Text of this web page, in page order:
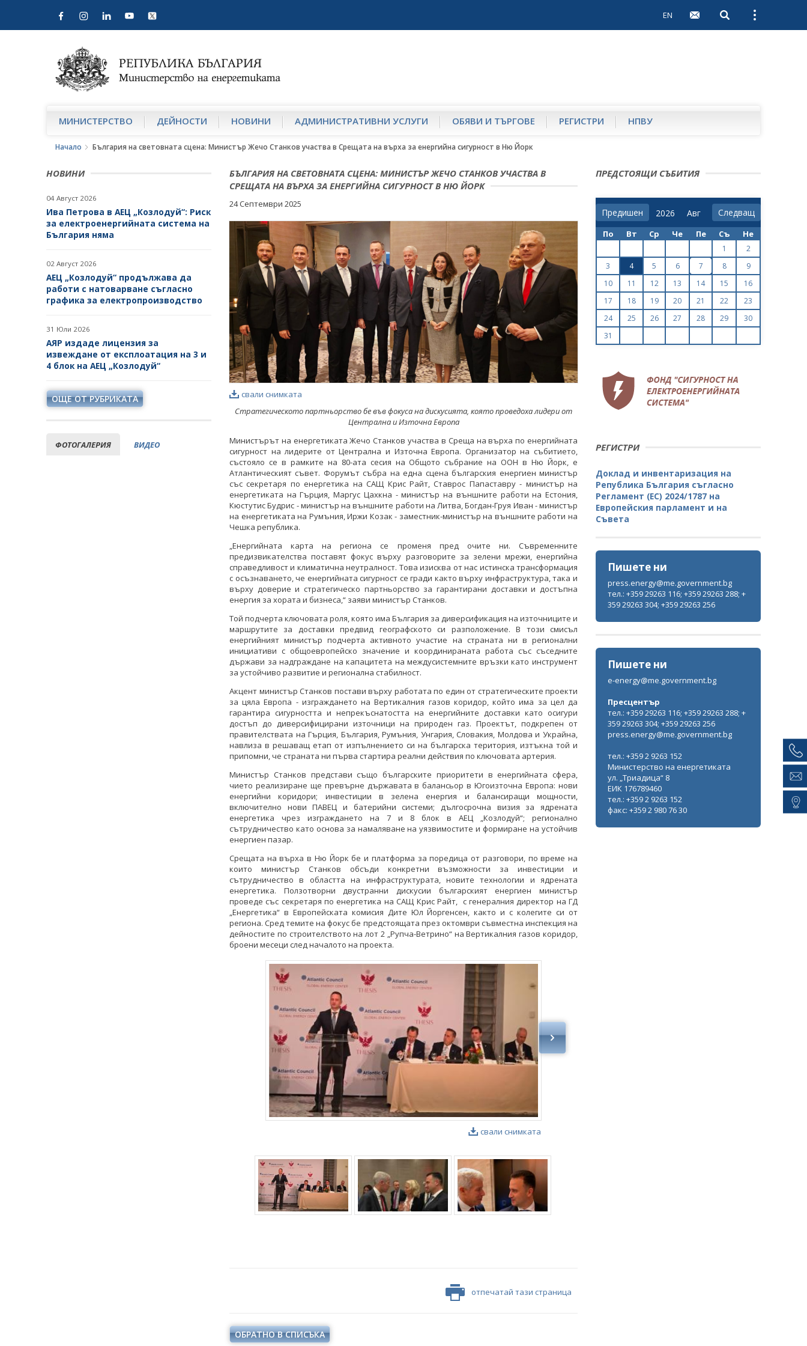
EN Open search
Open
МИНИСТЕРСТВО ДЕЙНОСТИ НОВИНИ АДМИНИСТРАТИВНИ УСЛУГИ ОБЯВИ И ТЪРГОВЕ РЕГИСТРИ НПВУ
Начало България на световната сцена: Министър Жечо Станков участва в Срещата на върха за енергийна сигурност в Ню Йорк
НОВИНИ
04 Август 2026
Ива Петрова в АЕЦ „Козлодуй“: Риск
за електроенергийната система на
България няма
02 Август 2026
АЕЦ „Козлодуй“ продължава да
работи с натоварване съгласно
графика за електропроизводство
31 Юли 2026
АЯР издаде лицензия за
извеждане от експлоатация на 3 и
4 блок на АЕЦ „Козлодуй“
ОЩЕ ОТ РУБРИКАТА
ФОТОГАЛЕРИЯ ВИДЕО
БЪЛГАРИЯ НА СВЕТОВНАТА СЦЕНА: МИНИСТЪР ЖЕЧО СТАНКОВ УЧАСТВА В
СРЕЩАТА НА ВЪРХА ЗА ЕНЕРГИЙНА СИГУРНОСТ В НЮ ЙОРК
24 Септември 2025
свали снимката
Стратегическото партньорство бе във фокуса на дискусията, която проведоха лидери от
Централна и Източна Европа
Министърът на енергетиката Жечо Станков участва в Среща на върха по енергийната
сигурност на лидерите от Централна и Източна Европа. Организатор на събитието,
състояло се в рамките на 80-ата сесия на Общото събрание на ООН в Ню Йорк, е
Атлантическият съвет. Форумът събра на една сцена българския енергиен министър
със секретаря по енергетика на САЩ Крис Райт, Ставрос Папаставру - министър на
енергетиката на Гърция, Маргус Цахкна - министър на външните работи на Естония,
Кюстутис Будрис - министър на външните работи на Литва, Богдан-Груя Иван - министър
на енергетиката на Румъния, Иржи Козак - заместник-министър на външните работи на
Чешка република.
„Енергийната карта на региона се променя пред очите ни. Съвременните
предизвикателства поставят фокус върху разговорите за зелени мрежи, енергийна
справедливост и климатична неутралност. Това изисква от нас истинска трансформация
с осъзнаването, че енергийната сигурност се гради както върху инфраструктура, така и
върху доверие и стратегическо партньорство за гарантирани доставки и достъпна
енергия за хората и бизнеса,“ заяви министър Станков.
Той подчерта ключовата роля, която има България за диверсификация на източниците и
маршрутите за доставки предвид географското си разположение. В този смисъл
енергийният министър подчерта активното участие на страната ни в регионални
инициативи с общоевропейско значение и координираната работа със съседните
държави за надграждане на капацитета на междусистемните връзки като инструмент
за устойчиво развитие и регионална стабилност.
Акцент министър Станков постави върху работата по един от стратегическите проекти
за цяла Европа - изграждането на Вертикалния газов коридор, който има за цел да
гарантира сигурността и непрекъснатостта на енергийните доставки като осигури
достъп до диверсифицирани източници на природен газ. Проектът, подкрепен от
правителствата на Гърция, България, Румъния, Унгария, Словакия, Молдова и Украйна,
навлиза в решаващ етап от изпълнението си на българска територия, изтъкна той и
припомни, че страната ни първа стартира реални действия по ключовата артерия.
Министър Станков представи също българските приоритети в енергийната сфера,
чието реализиране ще превърне държавата в балансьор в Югоизточна Европа: нови
енергийни коридори; инвестиции в зелена енергия и балансиращи мощности,
включително нови ПАВЕЦ и батерийни системи; дългосрочна визия за ядрената
енергетика чрез изграждането на 7 и 8 блок в АЕЦ „Козлодуй“; регионално
сътрудничество като основа за намаляване на уязвимостите и формиране на устойчив
енергиен пазар.
Срещата на върха в Ню Йорк бе и платформа за поредица от разговори, по време на
които министър Станков обсъди конкретни възможности за инвестиции и
сътрудничество в областта на инфраструктурата, новите технологии и ядрената
енергетика. Ползотворни двустранни дискусии българският енергиен министър
проведе със секретаря по енергетика на САЩ Крис Райт, с генералния директор на ГД
„Енергетика“ в Европейската комисия Дите Юл Йоргенсен, както и с колегите си от
региона. Сред темите на фокус бе предстоящата през октомври съвместна инспекция на
дейностите по строителството на лот 2 „Рупча-Ветрино“ на Вертикалния газов коридор,
броени месеци след началото на проекта.
свали снимката
отпечатай тази страница
ОБРАТНО В СПИСЪКА
ПРЕДСТОЯЩИ СЪБИТИЯ
Предишен Следващ
По Вт Ср Че Пе Съ Не
1
2
3
4 5 6 7 8
9
10
11 12 13 14 15
16
17
18 19 20 21 22
23
24
25 26 27 28 29
30
31
РЕГИСТРИ
Доклад и инвентаризация на
Република България съгласно
Регламент (ЕС) 2024/1787 на
Европейския парламент и на
Съвета
Пишете ни
press.energy@me.government.bg
тел.: +359 29263 116; +359 29263 288; +
359 29263 304; +359 29263 256
Пишете ни
e-energy@me.government.bg
Пресцентър
тел.: +359 29263 116; +359 29263 288; +
359 29263 304; +359 29263 256
press.energy@me.government.bg
тел.: +359 2 9263 152
Министерство на енергетиката
ул. „Триадица“ 8
ЕИК 176789460
тел.: +359 2 9263 152
факс: +359 2 980 76 30